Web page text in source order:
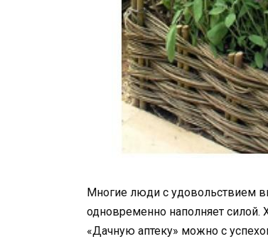
Многие люди с удовольствием
одновременно наполняет силой.
«Дачную аптеку» можно с